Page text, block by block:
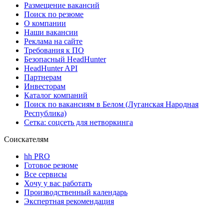
Размещение вакансий
Поиск по резюме
О компании
Наши вакансии
Реклама на сайте
Требования к ПО
Безопасный HeadHunter
HeadHunter API
Партнерам
Инвесторам
Каталог компаний
Поиск по вакансиям в Белом (Луганская Народная
Республика)
Сетка: соцсеть для нетворкинга
Соискателям
hh PRO
Готовое резюме
Все сервисы
Хочу у вас работать
Производственный календарь
Экспертная рекомендация